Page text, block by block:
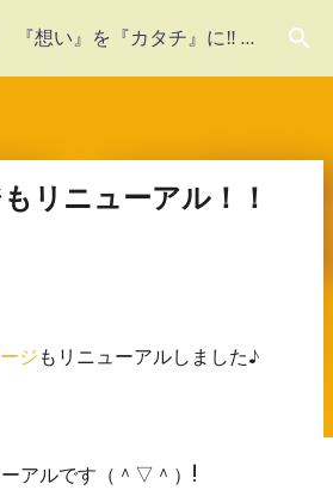
メイン コンテンツに移動 ― 22Factory ― 『想い』を『カタチ』に‼ 未体験のフルオーダーメイド
リニューアル！！
ジ もリニューアルしました♪
アルです（＾▽＾）!